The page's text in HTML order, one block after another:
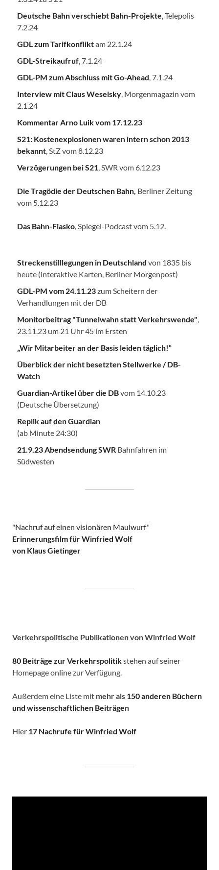
Deutsche Bahn verschiebt Bahn-Projekte , Telepolis
7.2.24
GDL zum Tarifkonfliktam 22.1.24
GDL-Streikaufruf , 7.1.24
GDL-PM zum Abschluss mit Go-Ahead , 7.1.24
Interview mit Claus Weselsky , Morgenmagazin vom
2.1.24
Kommentar Arno Luik vom 17.12.23
S21: Kostenexplosionen waren intern schon 2013
bekannt , StZ vom 8.12.23
Verzögerungen bei S21 , SWR vom 6.12.23
Die Tragödie der Deutschen Bahn Berliner Zeitung
vom 5.12.23
Das Bahn-Fiasko , Spiegel-Podcast vom 5.12.
Streckenstilllegungen in Deutschland von 1835 bis
heute (interaktive Karten, Berliner Morgenpost)
GDL-PM vom 24.11.23zum Scheitern der
Verhandlungen mit der DB
Monitorbeitrag "Tunnelwahn statt Verkehrswende"
23.11.23 um 21 Uhr 45 im Ersten
„Wir Mitarbeiter an der Basis leiden täglich!“
Überblick der nicht besetzten Stellwerke / DB-
Watch
Guardian-Artikel über die DBvom 14.10.23
(Deutsche Übersetzung)
Replik auf den Guardian
(ab Minute 24:30)
21.9.23 Abendsendung SWR Bahnfahren im
Südwesten
"Nachruf auf einen visionären Maulwurf"
Erinnerungsfilm für Winfried Wolf
von Klaus Gietinger
Verkehrspolitische Publikationen von Winfried Wolf
80 Beiträge zur Verkehrspolitikstehen auf seiner
Homepage online zur Verfügung.
Außerdem eine Liste mit mehr als 150 anderen Büchern
und wissenschaftlichen Beiträgen
Hier 17 Nachrufe für Winfried Wolf